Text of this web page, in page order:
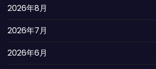
2026年8月
2026年7月
2026年6月